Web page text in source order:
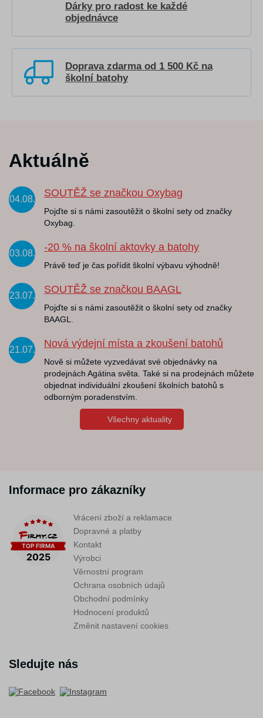
Dárky pro radost ke každé
objednávce
Doprava zdarma od 1 500 Kč na
školní batohy
Aktuálně
04.08.
SOUTĚŽ se značkou Oxybag
Pojďte si s námi zasoutěžit o školní sety od značky
Oxybag.
03.08.
-20 % na školní aktovky a batohy
Právě teď je čas pořídit školní výbavu výhodně!
23.07.
SOUTĚŽ se značkou BAAGL
Pojďte si s námi zasoutěžit o školní sety od značky
BAAGL.
21.07.
Nová výdejní místa a zkoušení batohů
Nově si můžete vyzvedávat své objednávky na
prodejnách Agátina světa. Také si na prodejnách můžete
objednat individuální zkoušení školních batohů s
odborným poradenstvím.
Všechny aktuality
Informace pro zákazníky
Vrácení zboží a reklamace
Dopravné a platby
Kontakt
Výrobci
Věrnostní program
Ochrana osobních údajů
Obchodní podmínky
Hodnocení produktů
Změnit nastavení cookies
Sledujte nás